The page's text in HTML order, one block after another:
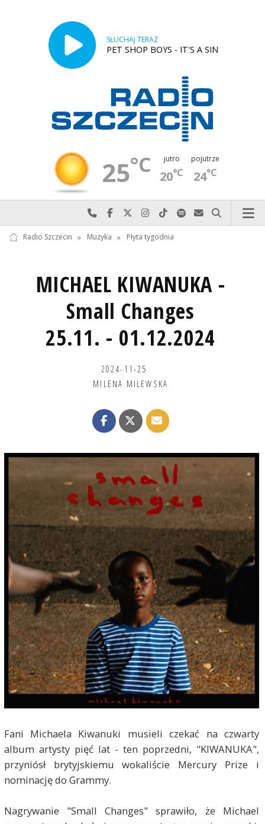
SŁUCHAJ TERAZ
PET SHOP BOYS - IT'S A SIN
25°C jutro
20°C
pojutrze
24°C
Najlepiej po prostu do nas zadzwoń
Odwiedź nas na Facebook-u
Odwiedź nas na X
Odwiedź nas na Instagram-ie
Odwiedź nas na TikTok-u
Szukaj nas na Spotify
Wyślij do nas
Szukaj
Radio Szczecin » Muzyka » Płyta tygodnia
MICHAEL KIWANUKA -
Small Changes
25.11. - 01.12.2024
2024-11-25
MILENA MILEWSKA
Fani Michaela Kiwanuki musieli czekać na czwarty
album artysty pięć lat - ten poprzedni, "KIWANUKA",
przyniósł brytyjskiemu wokaliście Mercury Prize i
nominację do Grammy.
Nagrywanie "Small Changes" sprawiło, że Michael